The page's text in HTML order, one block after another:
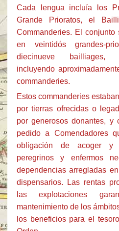
Cada lengua incluía los
Grande Prioratos, el
Commanderies. El conjunto
en veintidós grandes-
diecinueve
incluyendo
commanderies.
Estos commanderies
por tierras ofrecidas o
por generosos donantes, y
pedido a Comendadores
obligación de acoger y
peregrinos y enfermos
dependencias arregladas
dispensarios. Las rentas
las explotaciones
mantenimiento de los
los beneficios para el